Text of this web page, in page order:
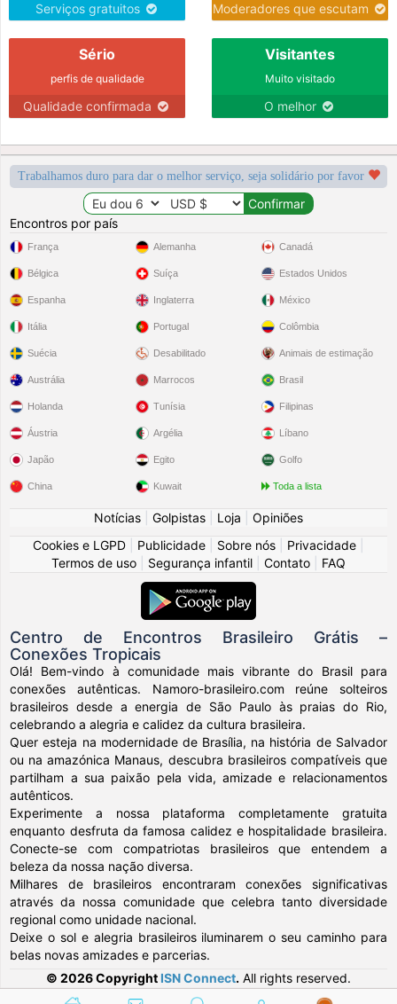
Serviços gratuitos Moderadores que escutam
Sério
perfis de qualidade
Qualidade confirmada
Visitantes
Muito visitado
O melhor
Trabalhamos duro para dar o melhor serviço, seja solidário por favor
Encontros por país
França
Bélgica
Espanha
Itália
Suécia
Alemanha
Suíça
Inglaterra
Portugal
Desabilitado
Canadá
Estados Unidos
México
Colômbia
Animais de estimação
Austrália
Holanda
Áustria
Japão
China
Marrocos
Tunísia
Argélia
Egito
Kuwait
Brasil
Filipinas
Líbano
Golfo
Toda a lista
Notícias Golpistas Loja
Opiniões
Cookies e LGPD
Publicidade Sobre nós Privacidade
Termos de uso
Segurança infantil Contato FAQ
Centro de Encontros Brasileiro Grátis –
Conexões Tropicais
Olá! Bem-vindo à comunidade mais vibrante do Brasil para
conexões autênticas. Namoro-brasileiro.com reúne solteiros
brasileiros desde a energia de São Paulo às praias do Rio,
celebrando a alegria e calidez da cultura brasileira.
Quer esteja na modernidade de Brasília, na história de Salvador
ou na amazónica Manaus, descubra brasileiros compatíveis que
partilham a sua paixão pela vida, amizade e relacionamentos
autênticos.
Experimente a nossa plataforma completamente gratuita
enquanto desfruta da famosa calidez e hospitalidade brasileira.
Conecte-se com compatriotas brasileiros que entendem a
beleza da nossa nação diversa.
Milhares de brasileiros encontraram conexões significativas
através da nossa comunidade que celebra tanto diversidade
regional como unidade nacional.
Deixe o sol e alegria brasileiros iluminarem o seu caminho para
belas novas amizades e parcerias.
© 2026 Copyright ISN Connect. All rights reserved.